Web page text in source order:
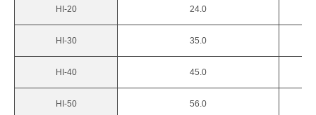
HI-20 24.0
HI-30 35.0
HI-40 45.0
HI-50 56.0